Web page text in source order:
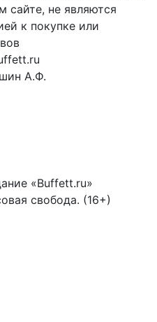
сайте, не являются
к покупке или
А.Ф.
«Buffett.ru»
свобода. (16+)